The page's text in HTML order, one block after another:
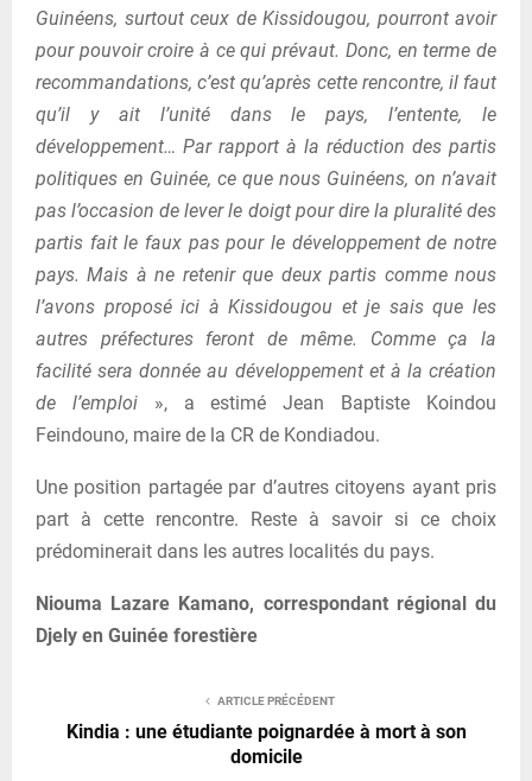
Guinéens, surtout ceux de Kissidougou, pourront avoir
pour pouvoir croire à ce qui prévaut. Donc, en terme de
recommandations, c’est qu’après cette rencontre, il faut
qu’il y ait l’unité dans le pays, l’entente, le
développement… Par rapport à la réduction des partis
politiques en Guinée, ce que nous Guinéens, on n’avait
pas l’occasion de lever le doigt pour dire la pluralité des
partis fait le faux pas pour le développement de notre
pays. Mais à ne retenir que deux partis comme nous
l’avons proposé ici à Kissidougou et je sais que les
autres préfectures feront de même. Comme ça la
facilité sera donnée au développement et à la création
de l’emploi», a estimé Jean Baptiste Koindou
Feindouno, maire de la CR de Kondiadou.
Une position partagée par d’autres citoyens ayant pris
part à cette rencontre. Reste à savoir si ce choix
prédominerait dans les autres localités du pays.
Niouma Lazare Kamano, correspondant régional du
Djely en Guinée forestière
ARTICLE PRÉCÉDENT
Kindia : une étudiante poignardée à mort à son
domicile